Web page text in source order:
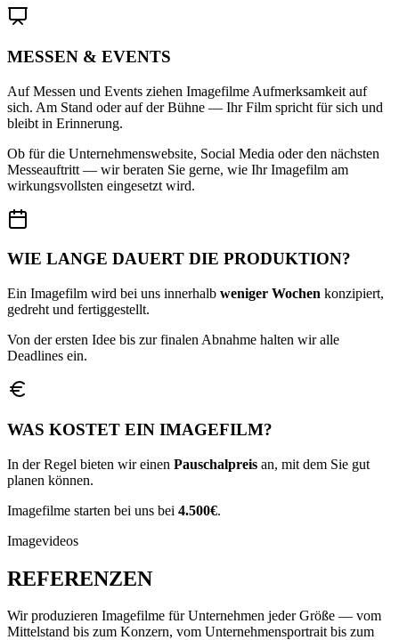
MESSEN & EVENTS
Auf Messen und Events ziehen Imagefilme Aufmerksamkeit auf
sich. Am Stand oder auf der Bühne — Ihr Film spricht für sich und
bleibt in Erinnerung.
Ob für die Unternehmenswebsite, Social Media oder den nächsten
Messeauftritt — wir beraten Sie gerne, wie Ihr Imagefilm am
wirkungsvollsten eingesetzt wird.
WIE LANGE DAUERT DIE PRODUKTION?
Ein Imagefilm wird bei uns innerhalb weniger Wochen konzipiert,
gedreht und fertiggestellt.
Von der ersten Idee bis zur finalen Abnahme halten wir alle
Deadlines ein.
WAS KOSTET EIN IMAGEFILM?
In der Regel bieten wir einen Pauschalpreis an, mit dem Sie gut
planen können.
Imagefilme starten bei uns bei 4.500€.
Imagevideos
REFERENZEN
Wir produzieren Imagefilme für Unternehmen jeder Größe — vom
Mittelstand bis zum Konzern, vom Unternehmensportrait bis zum